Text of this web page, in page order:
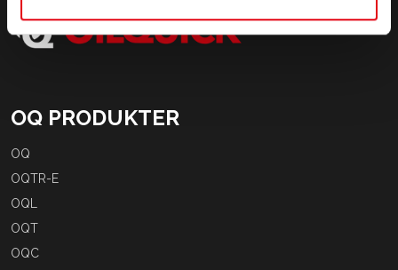
OQ PRODUKTER
OQ
OQTR-E
OQL
OQT
OQC